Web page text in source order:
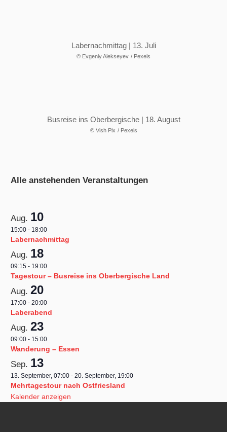
Labernachmittag | 13. Juli
© Evgeniy Alekseyev / Pexels
Busreise ins Oberbergische | 18. August
© Vish Pix / Pexels
Alle anstehenden Veranstaltungen
Aug. 10
15:00 - 18:00
Labernachmittag
Aug. 18
09:15 - 19:00
Tagestour – Busreise ins Oberbergische Land
Aug.20
17:00 -20:00
Laberabend
Aug.23
09:00 - 15:00
Wanderung – Essen
Sep. 13
13. September, 07:00 -20. September, 19:00
Mehrtagestour nach Ostfriesland
Kalender anzeigen